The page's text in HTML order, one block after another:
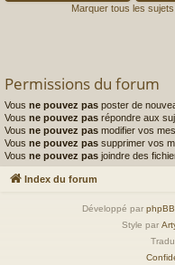
Marquer tous les
Permissions du forum
Vous ne pouvez pas poster de
Vous ne pouvez pas répondre aux
Vous ne pouvez pas modifier vos
Vous ne pouvez pas supprimer vos
Vous ne pouvez pas joindre des
Index du forum
Développé par phpBB
Style par